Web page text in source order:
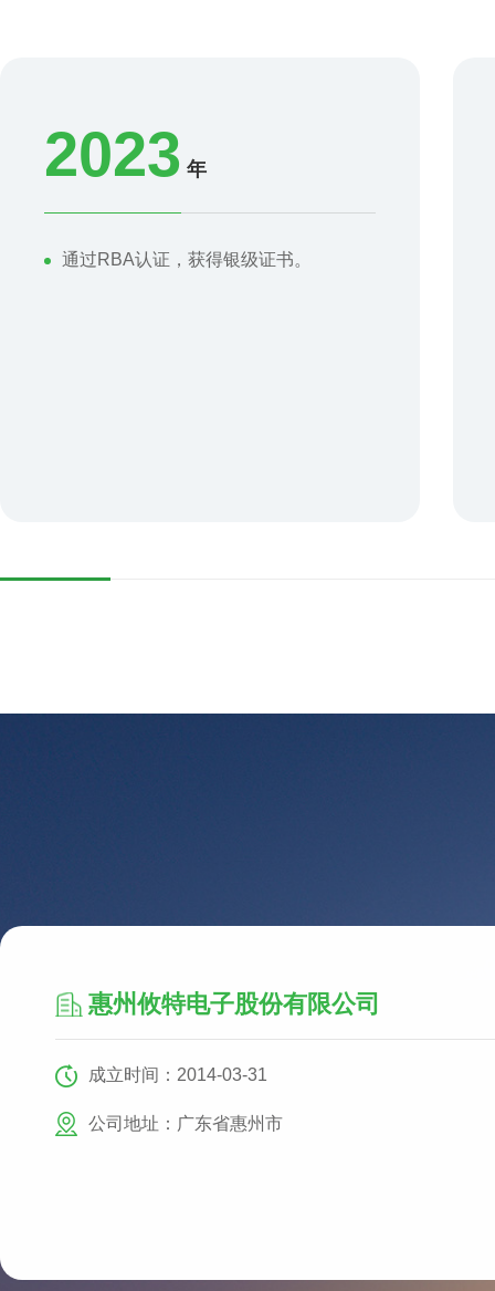
2023 年
通过RBA认证，获得银级证书。
惠州攸特电子股份有限公司
成立时间：2014-03-31
公司地址：广东省惠州市